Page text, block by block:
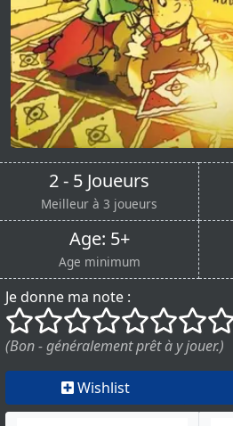
2 - 5 Joueurs
Meilleur à 3 joueurs
Age: 5+
Age minimum
Je donne ma note :
()
() () () () () ()
(Bon - généralement prêt à y jouer.)
Wishlist